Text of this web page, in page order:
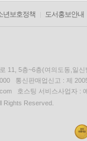
년보호정책 도서홍보안내
11, 5층~6층(여의도동,일신
통신판매업신고 : 제
호스팅 서비스사업자 :
Rights Reserved.